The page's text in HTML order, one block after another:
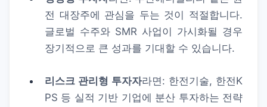
전 대장주에 관심을 두는 것이 적절합니다.
글로벌 수주와 SMR 사업이 가시화될 경우
장기적으로 큰 성과를 기대할 수 있습니다.
리스크 관리형 투자자라면: 한전기술, 한전K
PS 등 실적 기반 기업에 분산 투자하는 전략